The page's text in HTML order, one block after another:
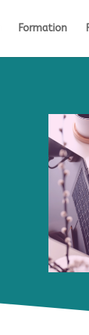
Formation